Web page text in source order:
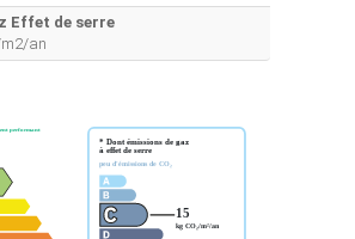
Effet de serre
an